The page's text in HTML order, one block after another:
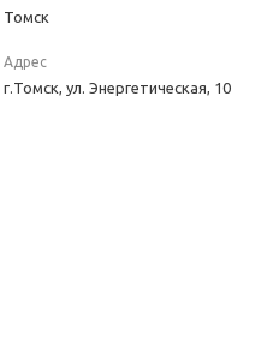
Томск
Адрес
г.Томск, ул. Энергетическая, 10